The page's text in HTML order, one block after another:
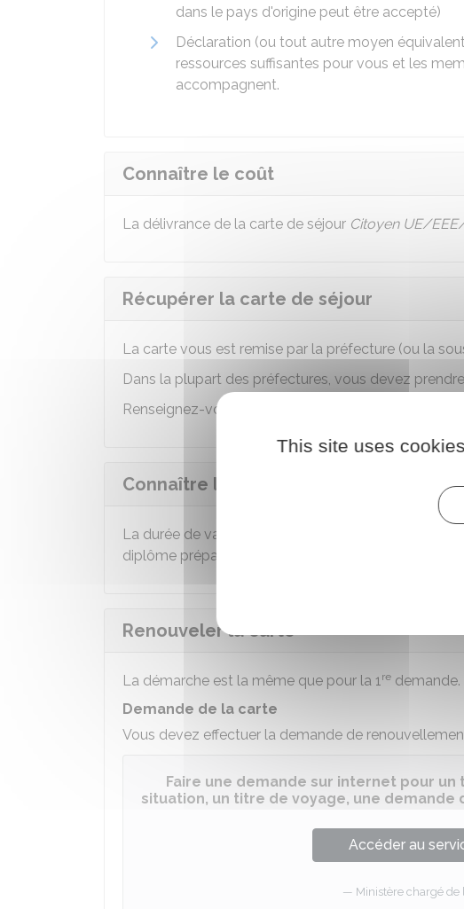
dans le pays d'origine peut être accepté)
Déclaration (ou tout autre moyen
ressources suffisantes pour vous et les
accompagnent.
Connaître le coût
La délivrance de la carte de séjour Citoyen UE/
Récupérer la carte de séjour
La carte vous est remise par la préfecture (ou la
Dans la plupart des préfectures, vous devez
Renseignez-vous sur le site internet de la préfecture.
Connaître la durée de validité
La durée de validité de la carte est équivalente à la
diplôme préparé par l'étudiant. Elle ne peut pas
Renouveler la carte
La démarche est la même que pour la 1re demande.
Demande de la carte
Vous devez effectuer la demande de
Faire une demande sur internet pour
situation, un titre de voyage, une demande
Accéder au
Ministère chargé
This site uses